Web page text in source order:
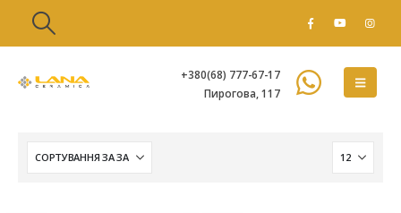
+380(68) 777-67-17
Пирогова, 117